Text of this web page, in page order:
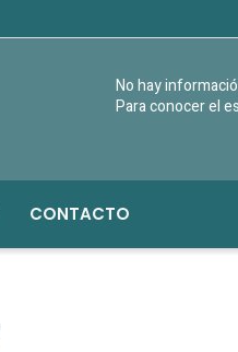
No hay
Para conocer el
CONTACTO